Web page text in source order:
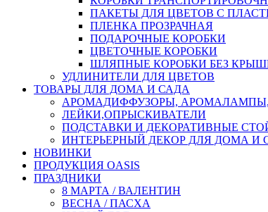
ПАКЕТЫ ДЛЯ ЦВЕТОВ С
ПЛЕНКА ПРОЗРАЧНАЯ
ПОДАРОЧНЫЕ КОРОБКИ
ЦВЕТОЧНЫЕ КОРОБКИ
ШЛЯПНЫЕ КОРОБКИ БЕЗ
УДЛИНИТЕЛИ ДЛЯ ЦВЕТОВ
ТОВАРЫ ДЛЯ ДОМА И САДА
АРОМАДИФФУЗОРЫ,
ЛЕЙКИ,ОПРЫСКИВАТЕЛИ
ПОДСТАВКИ И ДЕКОРАТИВНЫЕ
ИНТЕРЬЕРНЫЙ ДЕКОР ДЛЯ ДОМА И
НОВИНКИ
ПРОДУКЦИЯ OASIS
ПРАЗДНИКИ
8 МАРТА / ВАЛЕНТИН
ВЕСНА / ПАСХА